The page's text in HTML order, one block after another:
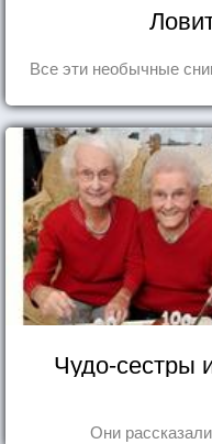
Все эти необычные
Чудо-сестры
Они